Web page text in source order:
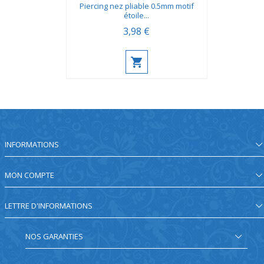
Piercing nez pliable 0.5mm motif
étoile...
3,98 €
INFORMATIONS
MON COMPTE
LETTRE D'INFORMATIONS
NOS GARANTIES